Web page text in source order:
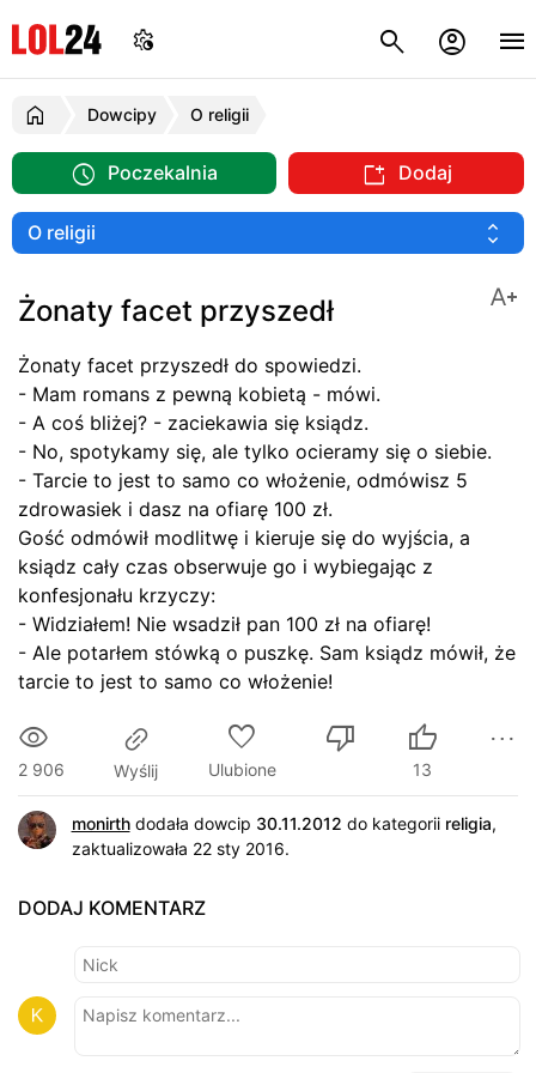
Dowcipy O religii
Poczekalnia Dodaj
Żonaty facet przyszedł
Żonaty facet przyszedł do spowiedzi.
- Mam romans z pewną kobietą - mówi.
- A coś bliżej? - zaciekawia się ksiądz.
- No, spotykamy się, ale tylko ocieramy się o siebie.
- Tarcie to jest to samo co włożenie, odmówisz 5
zdrowasiek i dasz na ofiarę 100 zł.
Gość odmówił modlitwę i kieruje się do wyjścia, a
ksiądz cały czas obserwuje go i wybiegając z
konfesjonału krzyczy:
- Widziałem! Nie wsadził pan 100 zł na ofiarę!
- Ale potarłem stówką o puszkę. Sam ksiądz mówił, że
tarcie to jest to samo co włożenie!
2 906 Wyślij Ulubione 13
monirthdodała dowcip 30.11.2012 do kategorii religia,
zaktualizowała 22 sty 2016.
DODAJ KOMENTARZ